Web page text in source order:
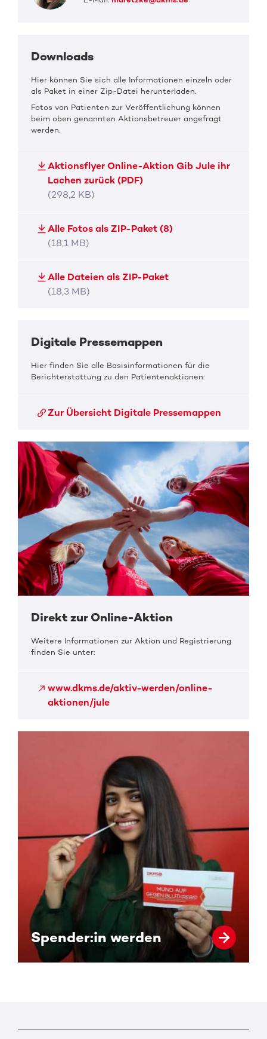
Downloads
Hier können Sie sich alle Informationen einzeln oder
als Paket in einer Zip-Datei herunterladen.
Fotos von Patienten zur Veröffentlichung können
beim oben genannten Aktionsbetreuer angefragt
werden.
Aktionsflyer Online-Aktion Gib Jule ihr
Lachen zurück (PDF)
(298,2 KB)
Alle Fotos als ZIP-Paket (8)
(18,1 MB)
Alle Dateien als ZIP-Paket
(18,3 MB)
Digitale Pressemappen
Hier finden Sie alle Basisinformationen für die
Berichterstattung zu den Patientenaktionen:
Zur Übersicht Digitale Pressemappen
Direkt zur Online-Aktion
Weitere Informationen zur Aktion und Registrierung
finden Sie unter:
www.dkms.de/aktiv-werden/online-
aktionen/jule
Spender:in werden